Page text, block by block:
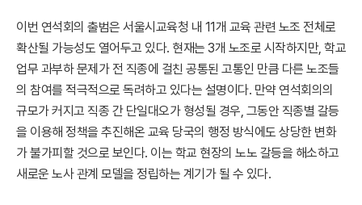
이번 연석회의 출범은 서울시교육청 내 11개 교육 관련 노조 전체로
확산될 가능성도 열어두고 있다. 현재는 3개 노조로 시작하지만, 학교
업무 과부하 문제가 전 직종에 걸친 공통된 고통인 만큼 다른 노조들
의 참여를 적극적으로 독려하고 있다는 설명이다. 만약 연석회의의
규모가 커지고 직종 간 단일대오가 형성될 경우, 그동안 직종별 갈등
을 이용해 정책을 추진해온 교육 당국의 행정 방식에도 상당한 변화
가 불가피할 것으로 보인다. 이는 학교 현장의 노노 갈등을 해소하고
새로운 노사 관계 모델을 정립하는 계기가 될 수 있다.